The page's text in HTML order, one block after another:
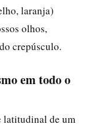
laranja)
olhos,
crepúsculo.
em todo o
latitudinal de um